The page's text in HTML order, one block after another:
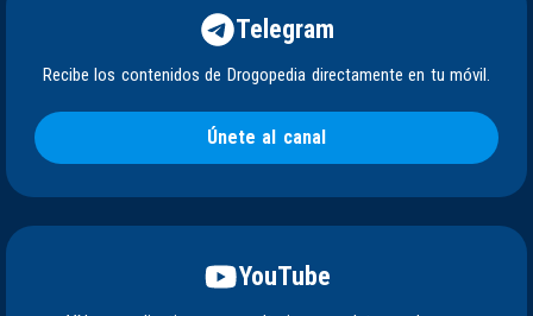
Telegram
Recibe los contenidos de Drogopedia directamente en tu móvil.
Únete al canal
YouTube